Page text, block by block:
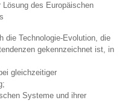
des Europäischen
die Technologie-Evolution, die
gekennzeichnet ist, in
gleichzeitiger
Systeme und ihrer